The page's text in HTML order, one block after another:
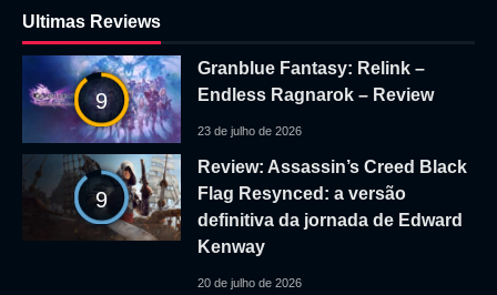
Ultimas Reviews
9
Granblue Fantasy: Relink –
Endless Ragnarok – Review
23 de julho de 2026
9
Review: Assassin’s Creed Black
Flag Resynced: a versão
definitiva da jornada de Edward
Kenway
20 de julho de 2026